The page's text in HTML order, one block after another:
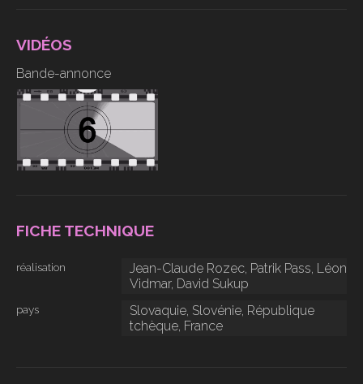
VIDÉOS
Bande-annonce
FICHE TECHNIQUE
réalisation
Jean-Claude Rozec, Patrik Pass, Léon
Vidmar, David Sukup
pays
Slovaquie, Slovénie, République
tchèque, France